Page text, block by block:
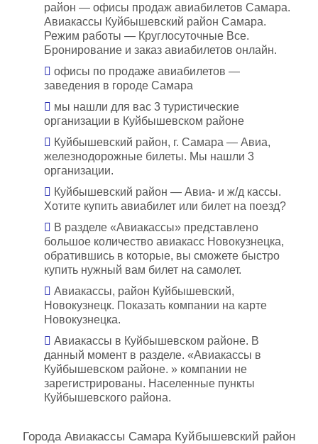
район — офисы продаж авиабилетов Самара.
Авиакассы Куйбышевский район Самара.
Режим работы — Круглосуточные Все.
Бронирование и заказ авиабилетов онлайн.
офисы по продаже авиабилетов —
заведения в городе Самара
мы нашли для вас 3 туристические
организации в Куйбышевском районе
Куйбышевский район, г. Самара — Авиа,
железнодорожные билеты. Мы нашли 3
организации.
Куйбышевский район — Авиа- и ж/д кассы.
Хотите купить авиабилет или билет на поезд?
В разделе «Авиакассы» представлено
большое количество авиакасс Новокузнецка,
обратившись в которые, вы сможете быстро
купить нужный вам билет на самолет.
Авиакассы, район Куйбышевский,
Новокузнецк. Показать компании на карте
Новокузнецка.
Авиакассы в Куйбышевском районе. В
данный момент в разделе. «Авиакассы в
Куйбышевском районе. » компании не
зарегистрированы. Населенные пункты
Куйбышевского района.
Города Авиакассы Самара Куйбышевский район